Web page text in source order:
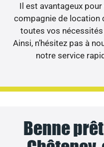
Il est avantageux
compagnie de location
toutes vos
Ainsi, n’hésitez pas à
notre service
Benne